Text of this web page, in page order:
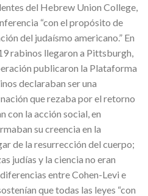
del Hebrew Union College,
“con el propósito de
del judaísmo americano.” En
rabinos llegaron a Pittsburgh,
publicaron la Plataforma
declaraban ser una
que rezaba por el retorno
con la acción social, en
su creencia en la
de la resurrección del cuerpo;
judías y la ciencia no eran
entre Cohen-Levi e
que todas las leyes “con